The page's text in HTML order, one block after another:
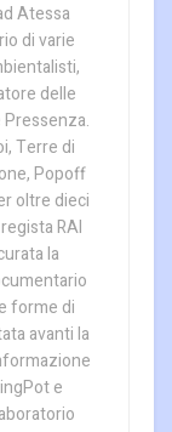
Atessa
di varie
delle
Terre di
Popoff
oltre dieci
RAI
la
forme di
avanti la
e